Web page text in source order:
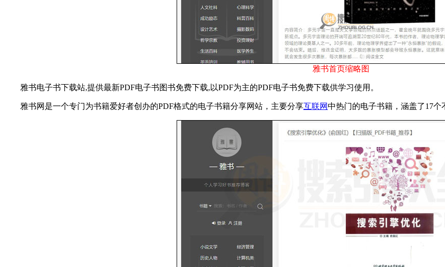
雅书首页缩略图
雅书电子书下载站,提供最新PDF电子书图书免费下载,以PDF为主的PDF电子书免费下载供学习使用。
雅书网是一个专门为书籍爱好者创办的PDF格式的电子书籍分享网站，主要分享互联网中热门的电子书籍，涵盖了17个